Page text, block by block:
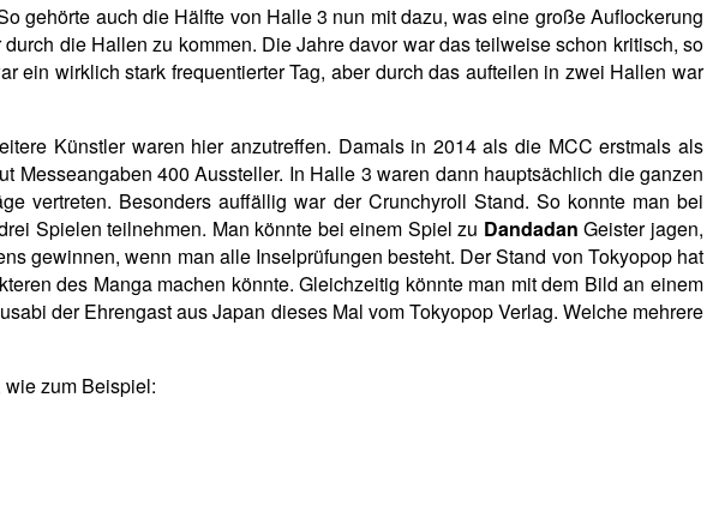
gehörte auch die Hälfte von Halle 3 nun mit dazu, was eine große Auflockerung
die Hallen zu kommen. Die Jahre davor war das teilweise schon kritisch, so
ein wirklich stark frequentierter Tag, aber durch das aufteilen in zwei Hallen war
Künstler waren hier anzutreffen. Damals in 2014 als die MCC erstmals als
Messeangaben 400 Aussteller. In Halle 3 waren dann hauptsächlich die ganzen
vertreten. Besonders auffällig war der Crunchyroll Stand. So konnte man bei
Spielen teilnehmen. Man könnte bei einem Spiel zu Dandadan Geister jagen,
gewinnen, wenn man alle Inselprüfungen besteht. Der Stand von Tokyopop hat
des Manga machen könnte. Gleichzeitig könnte man mit dem Bild an einem
der Ehrengast aus Japan dieses Mal vom Tokyopop Verlag. Welche mehrere
zum Beispiel: